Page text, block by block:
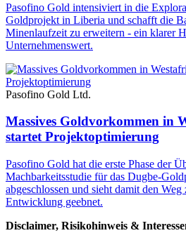
Pasofino Gold intensiviert in die
Goldprojekt in Liberia und schafft die
Minenlaufzeit zu erweitern - ein klarer
Unternehmenswert.
Pasofino Gold Ltd.
Massives Goldvorkommen in
startet Projektoptimierung
Pasofino Gold hat die erste Phase der
Machbarkeitsstudie für das Dugbe-
abgeschlossen und sieht damit den
Entwicklung geebnet.
Disclaimer, Risikohinweis &